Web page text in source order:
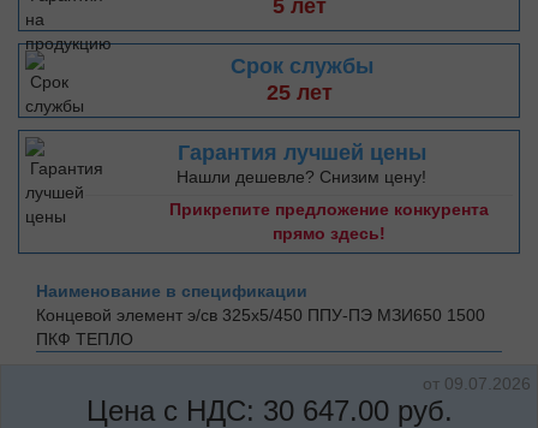
5 лет
Срок службы
25 лет
Гарантия лучшей цены
Нашли дешевле? Снизим цену!
Прикрепите предложение конкурента
прямо здесь!
Наименование в спецификации
Концевой элемент э/св 325х5/450 ППУ-ПЭ МЗИ650 1500
ПКФ ТЕПЛО
от 09.07.2026
Цена с НДС: 30 647.00руб.